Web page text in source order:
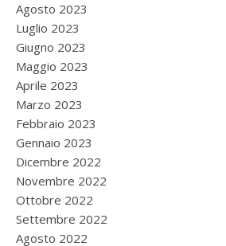
Agosto 2023
Luglio 2023
Giugno 2023
Maggio 2023
Aprile 2023
Marzo 2023
Febbraio 2023
Gennaio 2023
Dicembre 2022
Novembre 2022
Ottobre 2022
Settembre 2022
Agosto 2022